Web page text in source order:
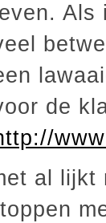
leven.
de
al lijkt